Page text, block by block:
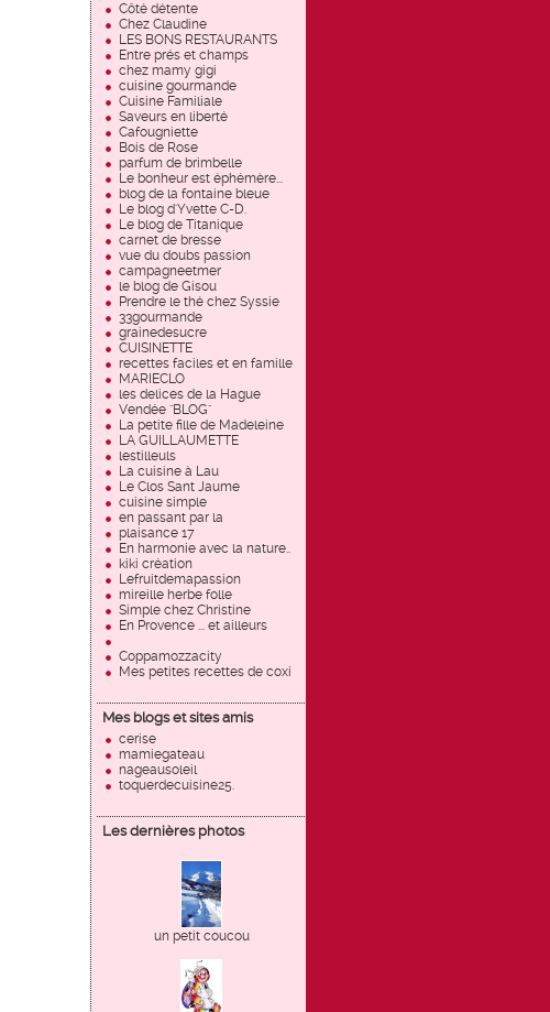
Côté détente
Chez Claudine
LES BONS RESTAURANTS
Entre prés et champs
chez mamy gigi
cuisine gourmande
Cuisine Familiale
Saveurs en liberté
Cafougniette
Bois de Rose
parfum de brimbelle
Le bonheur est éphémère...
blog de la fontaine bleue
Le blog d'Yvette C-D.
Le blog de Titanique
carnet de bresse
vue du doubs passion
campagneetmer
le blog de Gisou
Prendre le thé chez Syssie
33gourmande
grainedesucre
CUISINETTE
recettes faciles et en famille
MARIECLO
les delices de la Hague
Vendée "BLOG"
La petite fille de Madeleine
LA GUILLAUMETTE
lestilleuls
La cuisine à Lau
Le Clos Sant Jaume
cuisine simple
en passant par la
plaisance 17
En harmonie avec la nature..
kiki création
Lefruitdemapassion
mireille herbe folle
Simple chez Christine
En Provence ... et ailleurs
Coppamozzacity
Mes petites recettes de coxi
Mes blogs et sites amis
cerise
mamiegateau
nageausoleil
toquerdecuisine25.
Les dernières photos
un petit coucou